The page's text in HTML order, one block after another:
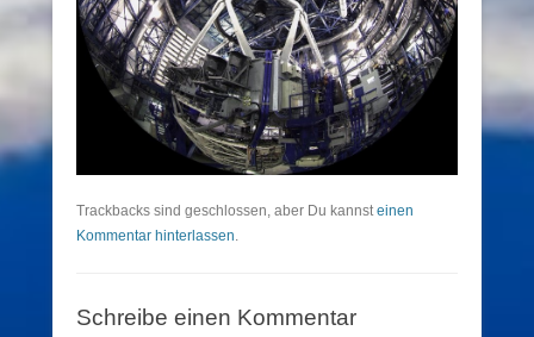
Trackbacks sind geschlossen, aber Du kannsteinen
Kommentar hinterlassen.
Schreibe einen Kommentar